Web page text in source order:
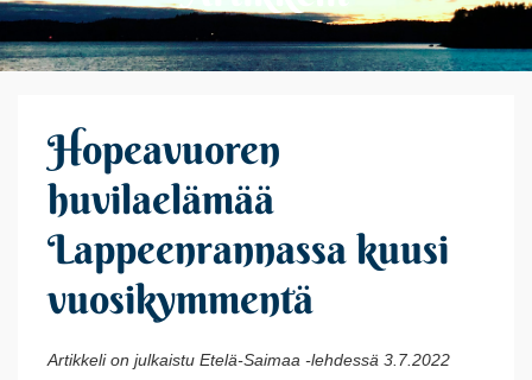
Hopeavuoren
huvilaelämää
Lappeenrannassa kuusi
vuosikymmentä
Artikkeli on julkaistu Etelä-Saimaa -lehdessä 3.7.2022